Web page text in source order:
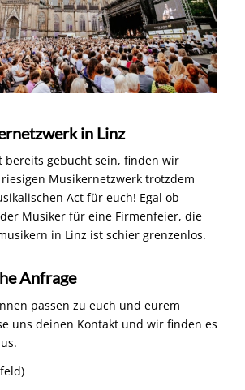
in Linz
bereits gebucht sein, finden wir
Musikernetzwerk trotzdem
Act für euch! Egal ob
Musiker für eine Firmenfeier, die
in Linz ist schier grenzenlos.
Anfrage
passen zu euch und eurem
uns deinen Kontakt und wir finden es